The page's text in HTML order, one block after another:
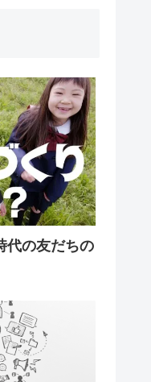
代の友だちの